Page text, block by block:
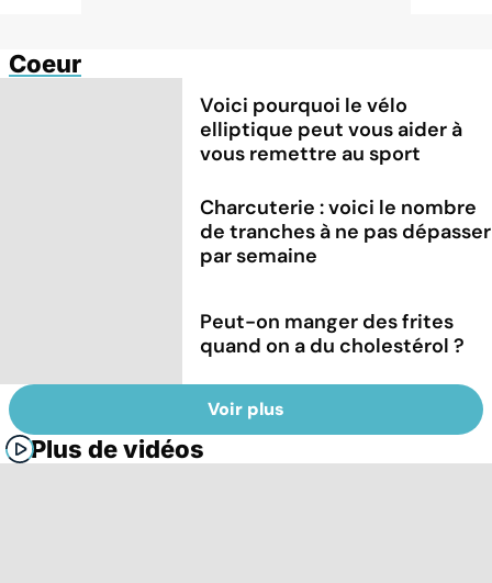
Coeur
Voici pourquoi le vélo
elliptique peut vous aider à
vous remettre au sport
Charcuterie : voici le nombre
de tranches à ne pas dépasser
par semaine
Peut-on manger des frites
quand on a du cholestérol ?
Voir plus
Plus de vidéos